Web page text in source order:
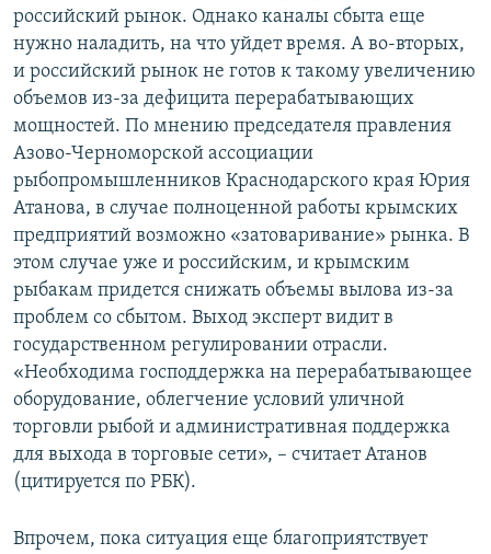
российский рынок. Однако каналы сбыта еще
нужно наладить, на что уйдет время. А во-вторых,
и российский рынок не готов к такому увеличению
объемов из-за дефицита перерабатывающих
мощностей. По мнению председателя правления
Азово-Черноморской ассоциации
рыбопромышленников Краснодарского края Юрия
Атанова, в случае полноценной работы крымских
предприятий возможно «затоваривание» рынка. В
этом случае уже и российским, и крымским
рыбакам придется снижать объемы вылова из-за
проблем со сбытом. Выход эксперт видит в
государственном регулировании отрасли.
«Необходима господдержка на перерабатывающее
оборудование, облегчение условий уличной
торговли рыбой и административная поддержка
для выхода в торговые сети», – считает Атанов
(цитируется по РБК).
Впрочем, пока ситуация еще благоприятствует